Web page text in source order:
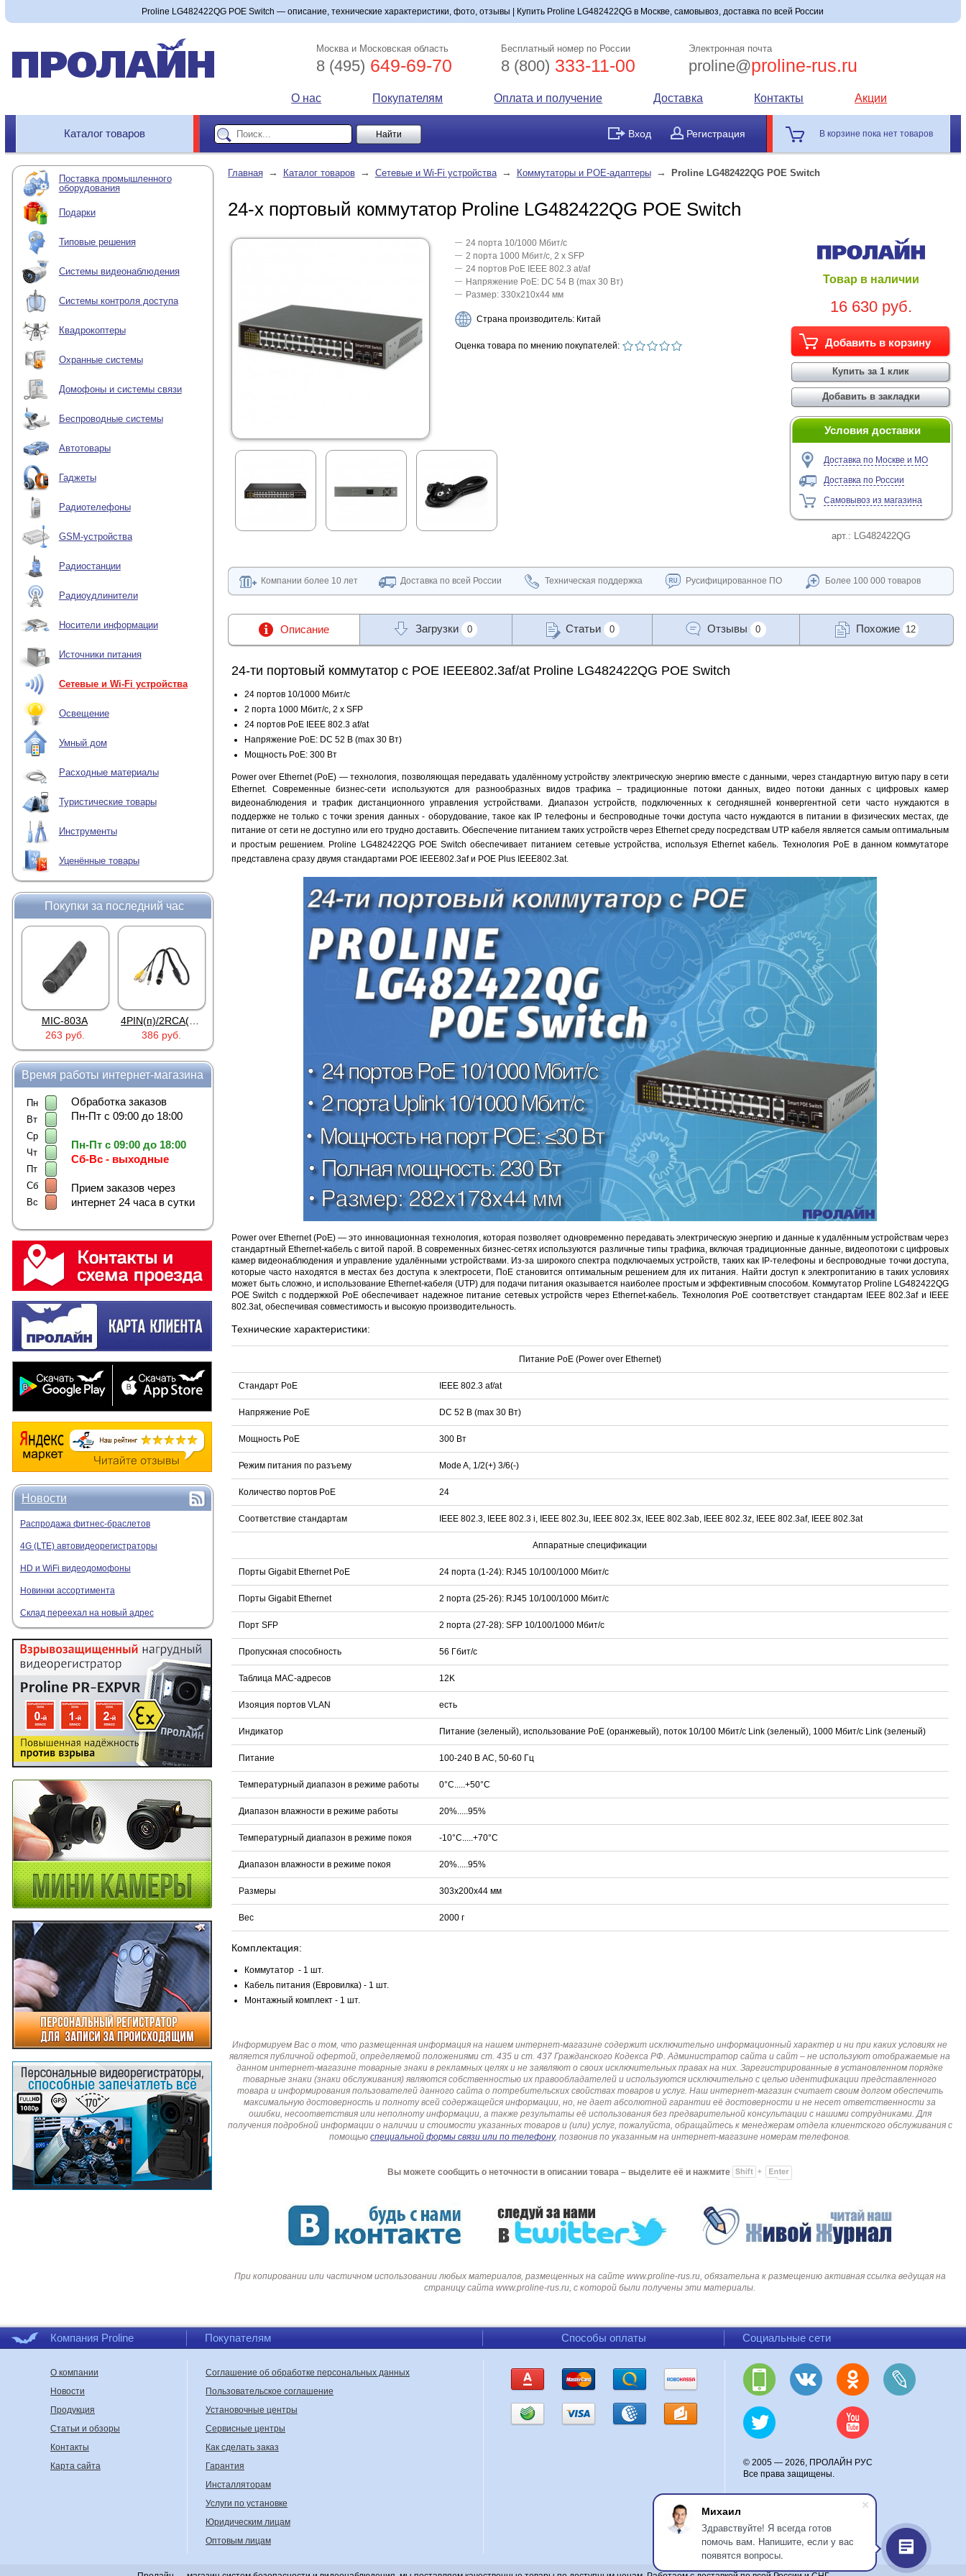
Михаил
Здравствуйте! Я всегда готов
помочь вам. Напишите, если у вас
появятся вопросы.
Proline LG482422QG POE Switch — описание, технические характеристики, фото, отзывы | Купить Proline LG482422QG в Москве, самовывоз, доставка по всей России
Москва и Московская область
8 (495) 649-69-70
Бесплатный номер по России
8 (800) 333-11-00
Электронная почта
proline@proline-rus.ru
О нас Покупателям Оплата и получение Доставка Контакты Акции
Каталог товаров Вход Регистрация В корзине пока нет товаров
Поставка промышленного
оборудования
Подарки
Типовые решения
Системы видеонаблюдения
Системы контроля доступа
Квадрокоптеры
Охранные системы
Домофоны и системы связи
Беспроводные системы
Автотовары
Гаджеты
Радиотелефоны
GSM-устройства
Радиостанции
Радиоудлинители
Носители информации
Источники питания
Сетевые и Wi-Fi устройства
Освещение
Умный дом
Расходные материалы
Туристические товары
Инструменты
Уценённые товары
Покупки за последний час
MIC-803A
263 руб.
4PIN(п)/2RCA(м)+DJK-11(п)
386 руб.
DJK-11Y(1м-4п) U3-1Y
206 руб.
Proline HA-CB01
4 452 руб.
Proline PR-LED0503F2AA RED
250 руб.
Карта EM Marine (тонкая)
30 руб.
Время работы интернет-магазина
Пн
Вт
Ср
Чт
Пт
Сб
Вс
Обработка заказов
Пн-Пт с 09:00 до 18:00
Пн-Пт с 09:00 до 18:00
Сб-Вс - выходные
Прием заказов через
интернет 24 часа в сутки
Новости
Распродажа фитнес-браслетов
4G (LTE) автовидеорегистраторы
HD и WiFi видеодомофоны
Новинки ассортимента
Склад переехал на новый адрес
Главная → Каталог товаров → Сетевые и Wi-Fi устройства → Коммутаторы и POE-адаптеры → Proline LG482422QG POE Switch
24-х портовый коммутатор Proline LG482422QG POE Switch
24 порта 10/1000 Мбит/с
2 порта 1000 Мбит/с, 2 x SFP
24 портов PoE IEEE 802.3 at/af
Напряжение PoE: DC 54 В (max 30 Вт)
Размер: 330х210х44 мм
Страна производитель: Китай
Оценка товара по мнению покупателей:
Товар в наличии
16 630 руб.
Условия доставки
Доставка по Москве и МО
Доставка по России
Самовывоз из магазина
арт.: LG482422QG
Компании более 10 лет Доставка по всей России Техническая поддержка Русифицированное ПО Более 100 000 товаров
Описание Загрузки 0 Статьи 0 Отзывы 0 Похожие 12
24-ти портовый коммутатор с POE IEEE802.3af/at Proline LG482422QG POE Switch
24 портов 10/1000 Мбит/с
2 порта 1000 Мбит/с, 2 x SFP
24 портов PoE IEEE 802.3 af/at
Напряжение PoE: DC 52 В (max 30 Вт)
Мощность PoE: 300 Вт
Power over Ethernet (PoE) — технология, позволяющая передавать удалённому устройству электрическую энергию вместе с данными, через стандартную витую пару в сети
Ethernet. Современные бизнес-сети используются для разнообразных видов трафика – традиционные потоки данных, видео потоки данных с цифровых камер
видеонаблюдения и трафик дистанционного управления устройствами. Диапазон устройств, подключенных к сегодняшней конвергентной сети часто нуждаются в
поддержке не только с точки зрения данных - оборудование, такое как IP телефоны и беспроводные точки доступа часто нуждаются в питании в физических местах, где
питание от сети не доступно или его трудно доставить. Обеспечение питанием таких устройств через Ethernet среду посредствам UTP кабеля является самым оптимальным
и простым решением. Proline LG482422QG POE Switchобеспечивает питанием сетевые устройства, используя Ethernet кабель. Технология PoE в данном коммутаторе
представлена сразу двумя стандартами POE IEEE802.3af и POE Plus IEEE802.3at.
Power over Ethernet (PoE) — это инновационная технология, которая позволяет одновременно передавать электрическую энергию и данные к удалённым устройствам через
стандартный Ethernet-кабель с витой парой. В современных бизнес-сетях используются различные типы трафика, включая традиционные данные, видеопотоки с цифровых
камер видеонаблюдения и управление удалёнными устройствами. Из-за широкого спектра подключаемых устройств, таких как IP-телефоны и беспроводные точки доступа,
которые часто находятся в местах без доступа к электросети, ПoE становится оптимальным решением для их питания. Найти доступ к электропитанию в таких условиях
может быть сложно, и использование Ethernet-кабеля (UTP) для подачи питания оказывается наиболее простым и эффективным способом. Коммутатор Proline LG482422QG
POE Switch с поддержкой PoE обеспечивает надежное питание сетевых устройств через Ethernet-кабель. Технология PoE соответствует стандартам IEEE 802.3af и IEEE
802.3at, обеспечивая совместимость и высокую производительность.
Технические характеристики:
Питание PoE (Power over Ethernet)
Стандарт PoE IEEE 802.3 af/at
Напряжение PoE DC 52 В (max 30 Вт)
Мощность PoE 300 Вт
Режим питания по разъему Mode A, 1/2(+) 3/6(-)
Количество портов PoE 24
Соответствие стандартам IEEE 802.3, IEEE 802.3 i, IEEE 802.3u, IEEE 802.3x, IEEE 802.3ab, IEEE 802.3z, IEEE 802.3af, IEEE 802.3at
Аппаратные спецификации
Порты Gigabit Ethernet PoE 24 порта (1-24): RJ45 10/100/1000 Мбит/с
Порты Gigabit Ethernet 2 порта (25-26): RJ45 10/100/1000 Мбит/с
Порт SFP 2 порта (27-28): SFP 10/100/1000 Мбит/с
Пропускная способность 56 Гбит/с
Таблица MAC-адресов 12K
Изояция портов VLAN есть
Индикатор Питание (зеленый), использование PoE (оранжевый), поток 10/100 Мбит/с Link (зеленый), 1000 Мбит/с Link (зеленый)
Питание 100-240 В AC, 50-60 Гц
Температурный диапазон в режиме работы 0°С.....+50°С
Диапазон влажности в режиме работы 20%.....95%
Температурный диапазон в режиме покоя -10°С.....+70°С
Диапазон влажности в режиме покоя 20%.....95%
Размеры 303х200х44 мм
Вес 2000 г
Комплектация:
Коммутатор - 1 шт.
Кабель питания (Евровилка) - 1 шт.
Монтажный комплект - 1 шт.
Информируем Вас о том, что размещенная информация на нашем интернет-магазине содержит исключительно информационный характер и ни при каких условиях не
является публичной офертой, определяемой положениями ст. 435 и ст. 437 Гражданского Кодекса РФ. Администратор сайта и сайт – не используют отображаемые на
данном интернет-магазине товарные знаки в рекламных целях и не заявляют о своих исключительных правах на них. Зарегистрированные в установленном порядке
товарные знаки (знаки обслуживания) являются собственностью их правообладателей и используются исключительно с целью идентификации представленного
товара и информирования пользователей данного сайта о потребительских свойствах товаров и услуг. Наш интернет-магазин считает своим долгом обеспечить
максимальную достоверность и полноту всей содержащейся информации, но, не дает абсолютной гарантии её достоверности и не несет ответственности за
ошибки, несоответствия или неполноту информации, а также результаты её использования без предварительной консультации с нашими сотрудниками. Для
получения подробной информации о наличии и стоимости указанных товаров и (или) услуг, пожалуйста, обращайтесь к менеджерам отдела клиентского обслуживания с
помощьюспециальной формы связи или по телефону, позвонив по указанным на интернет-магазине номерам телефонов.
Вы можете сообщить о неточности в описании товара – выделите её и нажмите
При копировании или частичном использовании любых материалов, размещенных на сайте www.proline-rus.ru, обязательна к размещению активная ссылка ведущая на
страницу сайта www.proline-rus.ru, с которой были получены эти материалы.
Компания Proline Покупателям Способы оплаты Социальные сети
О компании
Новости
Продукция
Статьи и обзоры
Контакты
Карта сайта
Соглашение об обработке персональных данных
Пользовательское соглашение
Установочные центры
Сервисные центры
Как сделать заказ
Гарантия
Инсталляторам
Услуги по установке
Юридическим лицам
Оптовым лицам
© 2005 — 2026, ПРОЛАЙН РУС
Все права защищены.